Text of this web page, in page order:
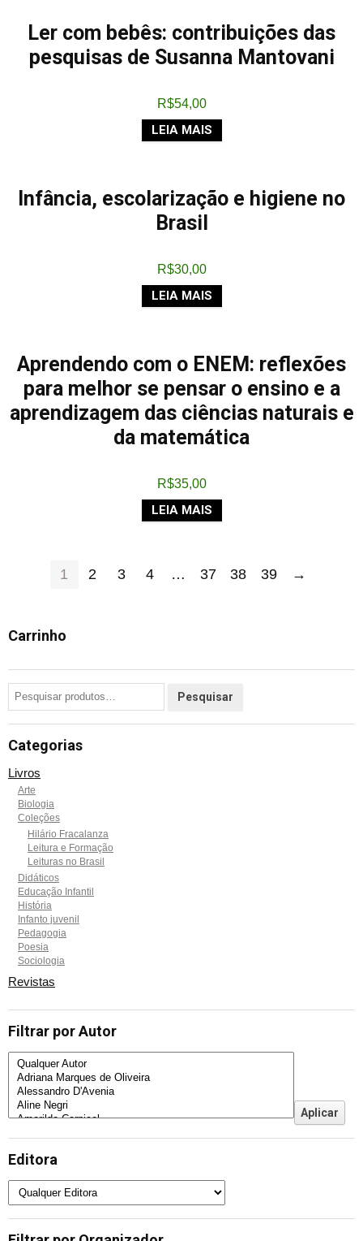
Ler com bebês: contribuições das
pesquisas de Susanna Mantovani
R$54,00
LEIA MAIS
Infância, escolarização e higiene no
Brasil
R$30,00
LEIA MAIS
Aprendendo com o ENEM: reflexões
para melhor se pensar o ensino e a
aprendizagem das ciências naturais e
da matemática
R$35,00
LEIA MAIS
1 2 3 4 … 37 38 39 →
Carrinho
Categorias
Livros
Arte
Biologia
Coleções
Hilário Fracalanza
Leitura e Formação
Leituras no Brasil
Didáticos
Educação Infantil
História
Infanto juvenil
Pedagogia
Poesia
Sociologia
Revistas
Filtrar por Autor
Editora